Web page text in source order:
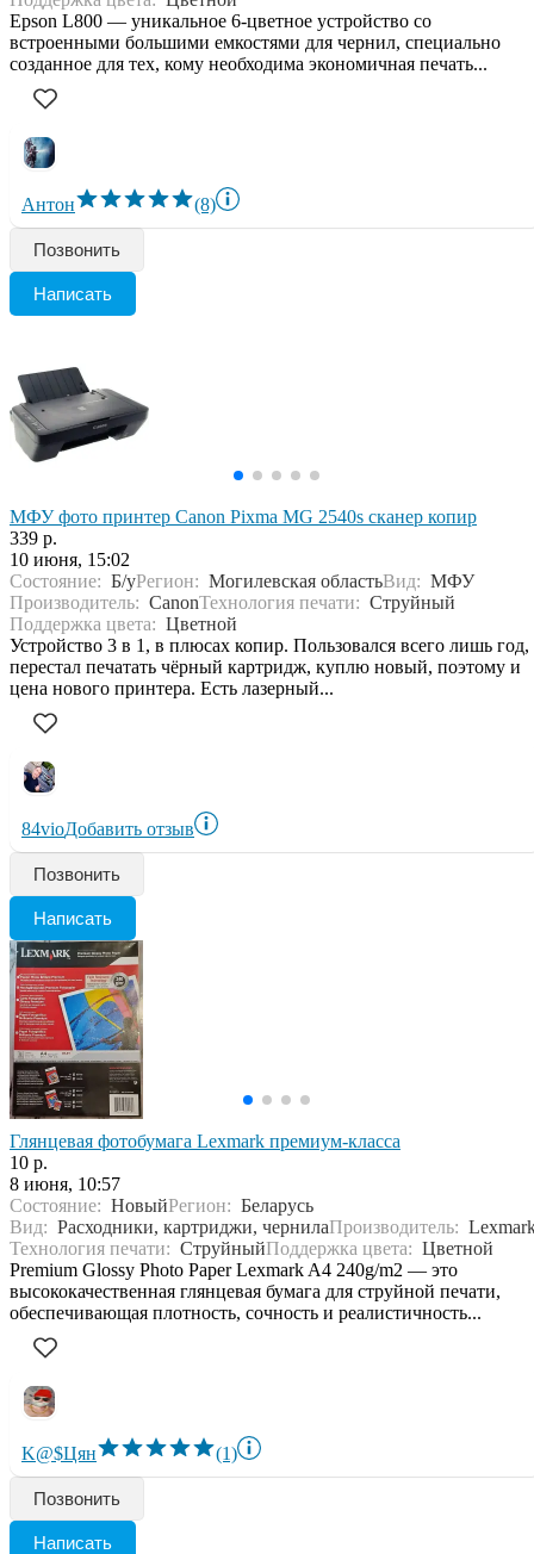
Epson L800 — уникальное 6-цветное устройство со
встроенными большими емкостями для чернил, специально
созданное для тех, кому необходима экономичная печать...
Антон (8)
Позвонить
Написать
МФУ фото принтер Canon Pixma MG 2540s сканер копир
339 р.
10 июня, 15:02
Состояние: Б/уРегион: Могилевская областьВид: МФУ
Производитель: CanonТехнология печати: Струйный
Поддержка цвета: Цветной
Устройство 3 в 1, в плюсах копир. Пользовался всего лишь год,
перестал печатать чёрный картридж, куплю новый, поэтому и
цена нового принтера. Есть лазерный...
84vioДобавить отзыв
Позвонить
Написать
Глянцевая фотобумага Lexmark премиум-класса
10 р.
8 июня, 10:57
Состояние: НовыйРегион: Беларусь
Вид: Расходники, картриджи, чернилаПроизводитель:
Технология печати: СтруйныйПоддержка цвета: Цветной
Premium Glossy Photo Paper Lexmark A4 240g/m2 — это
высококачественная глянцевая бумага для струйной печати,
обеспечивающая плотность, сочность и реалистичность...
K@$Цян (1)
Позвонить
Написать